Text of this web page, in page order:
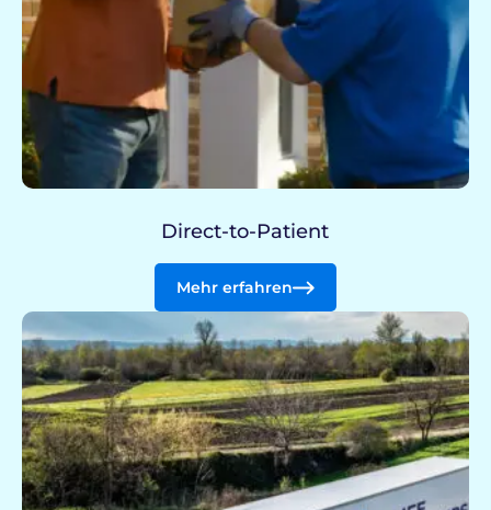
Direct-to-Patient
Mehr erfahren